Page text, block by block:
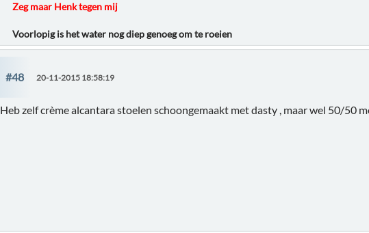
Zeg maar Henk tegen mij
Voorlopig is het water nog diep genoeg om te roeien
#48 20-11-2015 18:58:19
Heb zelf crème alcantara stoelen schoongemaakt met dasty , maar wel 50/50